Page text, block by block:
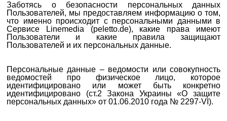
Заботясь о безопасности персональных данных
Пользователей, мы предоставляем информацию о том,
что именно происходит с персональными данными в
Сервисе Linemedia (peletto.de), какие права имеют
Пользователи и какие правила защищают
Пользователей и их персональных данные.
Персональные данные – ведомости или совокупность
ведомостей про физическое лицо, которое
идентифицировано или может быть конкретно
идентифицировано (ст.2 Закона Украины «О защите
персональных данных» от 01.06.2010 года № 2297-VI).